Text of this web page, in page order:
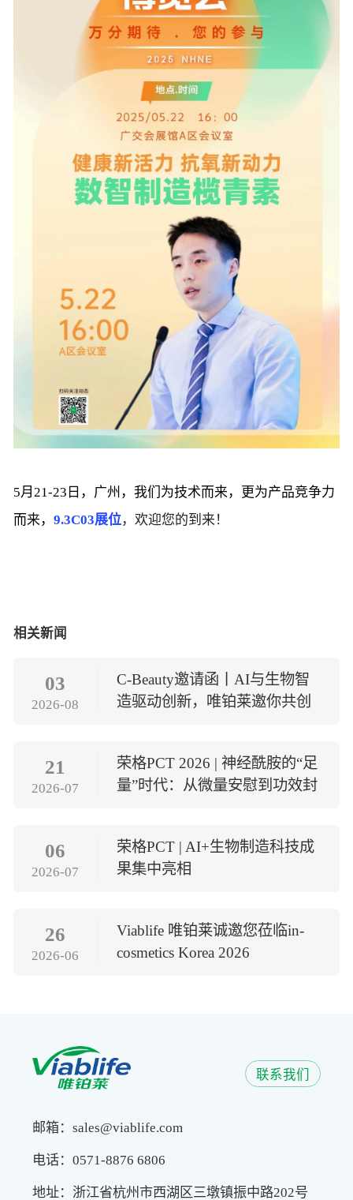
5月21-23日，广州，我们为技术而来，更为产品竞争力
而来，9.3C03展位，欢迎您的到来！
相关新闻
03
2026-08
C-Beauty邀请函丨AI与生物智
造驱动创新，唯铂莱邀你共创
21
2026-07
荣格PCT 2026 | 神经酰胺的“足
量”时代：从微量安慰到功效封
06
2026-07
荣格PCT | AI+生物制造科技成
果集中亮相
26
2026-06
Viablife 唯铂莱诚邀您莅临in-
cosmetics Korea 2026
联系我们
邮箱：sales@viablife.com
电话：0571-8876 6806
地址：浙江省杭州市西湖区三墩镇振中路202号